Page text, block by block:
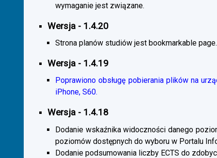
wymaganie jest związane.
Wersja - 1.4.20
Strona planów studiów jest bookmarkable page.
Wersja - 1.4.19
Poprawiono obsługę pobierania plików na
iPhone, S60.
Wersja - 1.4.18
Dodanie wskaźnika widoczności danego
poziomów dostępnych do wyboru w Portalu
Dodanie podsumowania liczby ECTS do